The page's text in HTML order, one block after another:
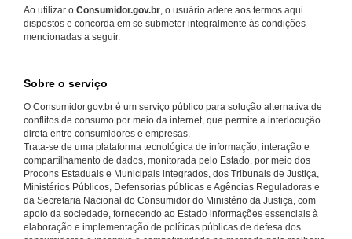
Ao utilizar o Consumidor.gov.br, o usuário adere aos termos aqui
dispostos e concorda em se submeter integralmente às condições
mencionadas a seguir.
Sobre o serviço
O Consumidor.gov.br é um serviço público para solução alternativa de
conflitos de consumo por meio da internet, que permite a interlocução
direta entre consumidores e empresas.
Trata-se de uma plataforma tecnológica de informação, interação e
compartilhamento de dados, monitorada pelo Estado, por meio dos
Procons Estaduais e Municipais integrados, dos Tribunais de Justiça,
Ministérios Públicos, Defensorias públicas e Agências Reguladoras e
da Secretaria Nacional do Consumidor do Ministério da Justiça, com
apoio da sociedade, fornecendo ao Estado informações essenciais à
elaboração e implementação de políticas públicas de defesa dos